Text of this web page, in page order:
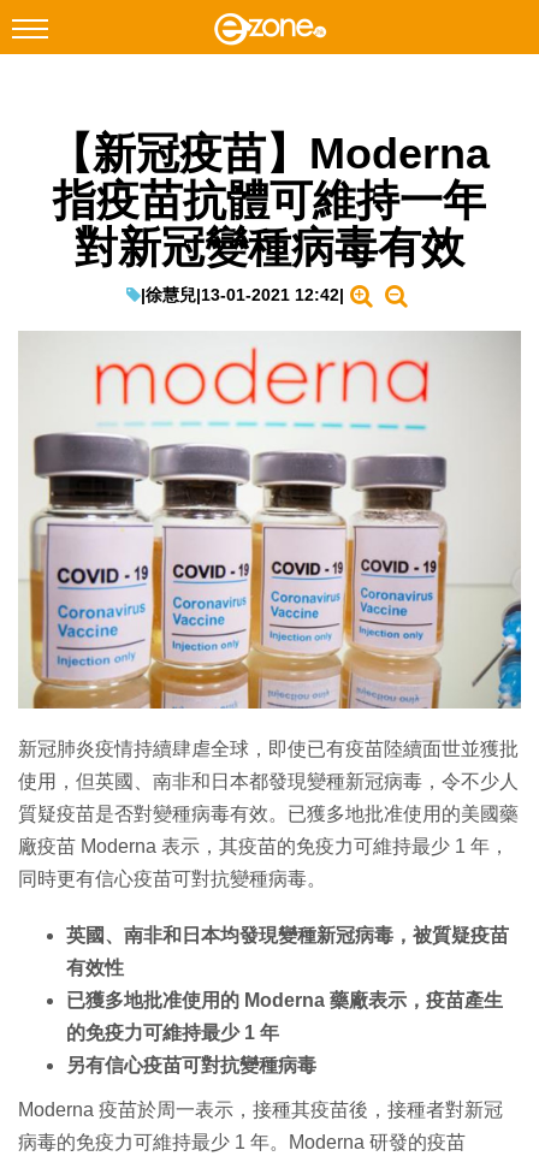
Facebook Instagram
科技焦點
網絡生活
教學評測
IT Times
生成式AI與雲端應用
Enterprise Digital Transformation
特集
【新冠疫苗】Moderna
指疫苗抗體可維持一年
對新冠變種病毒有效
|徐慧兒|13-01-2021 12:42|
新冠肺炎疫情持續肆虐全球，即使已有疫苗陸續面世並獲批
使用，但英國、南非和日本都發現變種新冠病毒，令不少人
質疑疫苗是否對變種病毒有效。已獲多地批准使用的美國藥
廠疫苗 Moderna 表示，其疫苗的免疫力可維持最少 1 年，
同時更有信心疫苗可對抗變種病毒。
英國、南非和日本均發現變種新冠病毒，被質疑疫苗
有效性
已獲多地批准使用的 Moderna 藥廠表示，疫苗產生
的免疫力可維持最少 1 年
另有信心疫苗可對抗變種病毒
Moderna 疫苗於周一表示，接種其疫苗後，接種者對新冠
病毒的免疫力可維持最少 1 年。Moderna 研發的疫苗